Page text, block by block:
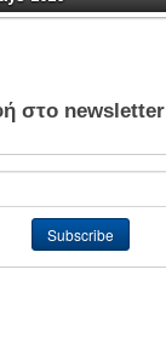
στο newsletter